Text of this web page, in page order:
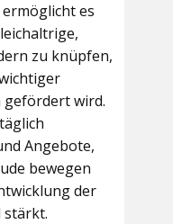
es
zu knüpfen,
gefördert wird.
Angebote,
bewegen
der
stärkt.